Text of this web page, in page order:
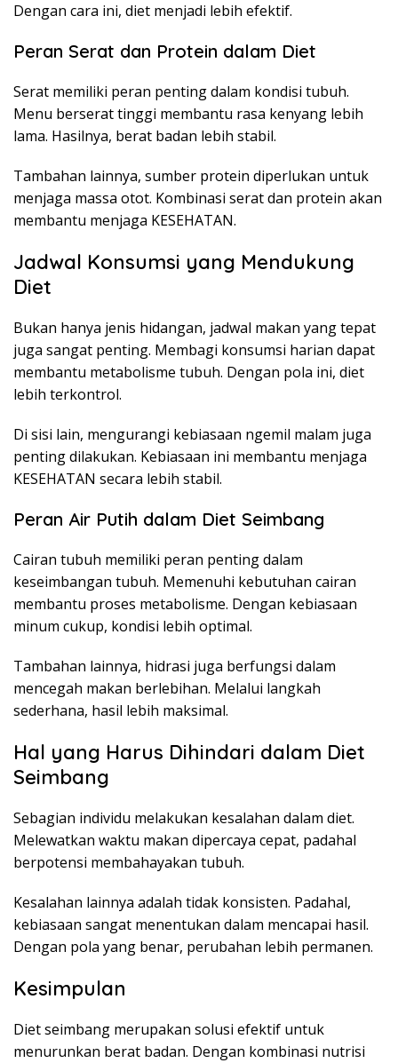
Dengan cara ini, diet menjadi lebih efektif.
Peran Serat dan Protein dalam Diet
Serat memiliki peran penting dalam kondisi tubuh.
Menu berserat tinggi membantu rasa kenyang lebih
lama. Hasilnya, berat badan lebih stabil.
Tambahan lainnya, sumber protein diperlukan untuk
menjaga massa otot. Kombinasi serat dan protein akan
membantu menjaga KESEHATAN.
Jadwal Konsumsi yang Mendukung
Diet
Bukan hanya jenis hidangan, jadwal makan yang tepat
juga sangat penting. Membagi konsumsi harian dapat
membantu metabolisme tubuh. Dengan pola ini, diet
lebih terkontrol.
Di sisi lain, mengurangi kebiasaan ngemil malam juga
penting dilakukan. Kebiasaan ini membantu menjaga
KESEHATAN secara lebih stabil.
Peran Air Putih dalam Diet Seimbang
Cairan tubuh memiliki peran penting dalam
keseimbangan tubuh. Memenuhi kebutuhan cairan
membantu proses metabolisme. Dengan kebiasaan
minum cukup, kondisi lebih optimal.
Tambahan lainnya, hidrasi juga berfungsi dalam
mencegah makan berlebihan. Melalui langkah
sederhana, hasil lebih maksimal.
Hal yang Harus Dihindari dalam Diet
Seimbang
Sebagian individu melakukan kesalahan dalam diet.
Melewatkan waktu makan dipercaya cepat, padahal
berpotensi membahayakan tubuh.
Kesalahan lainnya adalah tidak konsisten. Padahal,
kebiasaan sangat menentukan dalam mencapai hasil.
Dengan pola yang benar, perubahan lebih permanen.
Kesimpulan
Diet seimbang merupakan solusi efektif untuk
menurunkan berat badan. Dengan kombinasi nutrisi